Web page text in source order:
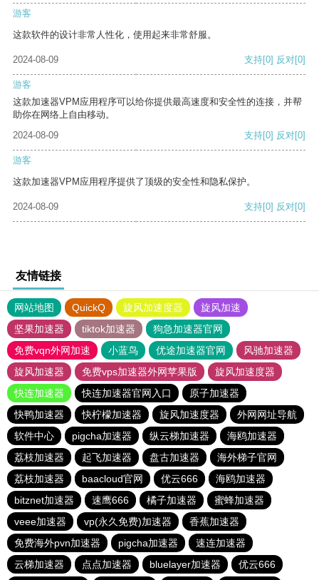
游客
这款软件的设计非常人性化，使用起来非常舒服。
2024-08-09 支持[0] 反对[0]
游客
这款加速器VPM应用程序可以给你提供最高速度和安全性的连接，并帮
助你在网络上自由移动。
2024-08-09
支持[0] 反对[0]
游客
这款加速器VPM应用程序提供了顶级的安全性和隐私保护。
2024-08-09 支持[0] 反对[0]
友情链接
网站地图 QuickQ 旋风加速度器
旋风加速
坚果加速器
tiktok加速器
狗急加速器官网
免费vqn外网加速
小蓝鸟 优途加速器官网
风驰加速器
旋风加速器
免费vps加速器外网苹果版
旋风加速度器
快连加速器
快连加速器官网入口
原子加速器
快鸭加速器
快柠檬加速器 旋风加速度器
外网网址导航
软件中心
pigcha加速器 纵云梯加速器
海鸥加速器
荔枝加速器
起飞加速器 盘古加速器
海外梯子官网
荔枝加速器
baacloud官网 优云666
海鸥加速器
bitznet加速器
速鹰666 橘子加速器
蜜蜂加速器
veee加速器
vp(永久免费)加速器
香蕉加速器
免费海外pvn加速器
pigcha加速器
速连加速器
云梯加速器
点点加速器 bluelayer加速器 优云666